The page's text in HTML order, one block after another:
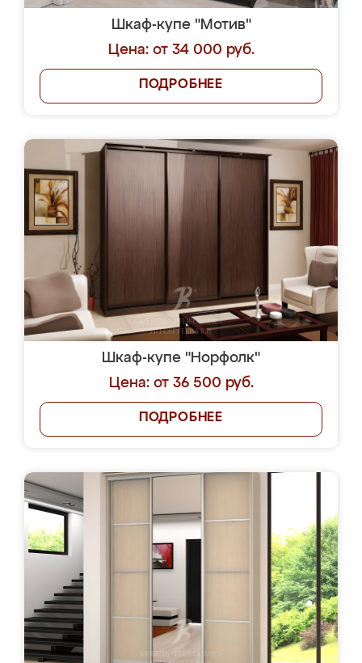
Шкаф-купе "Мотив"
Цена: от 34 000 руб.
ПОДРОБНЕЕ
Шкаф-купе "Норфолк"
Цена: от 36 500 руб.
ПОДРОБНЕЕ